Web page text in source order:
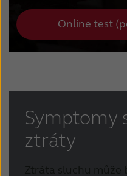
Online test
Symptomy
ztráty